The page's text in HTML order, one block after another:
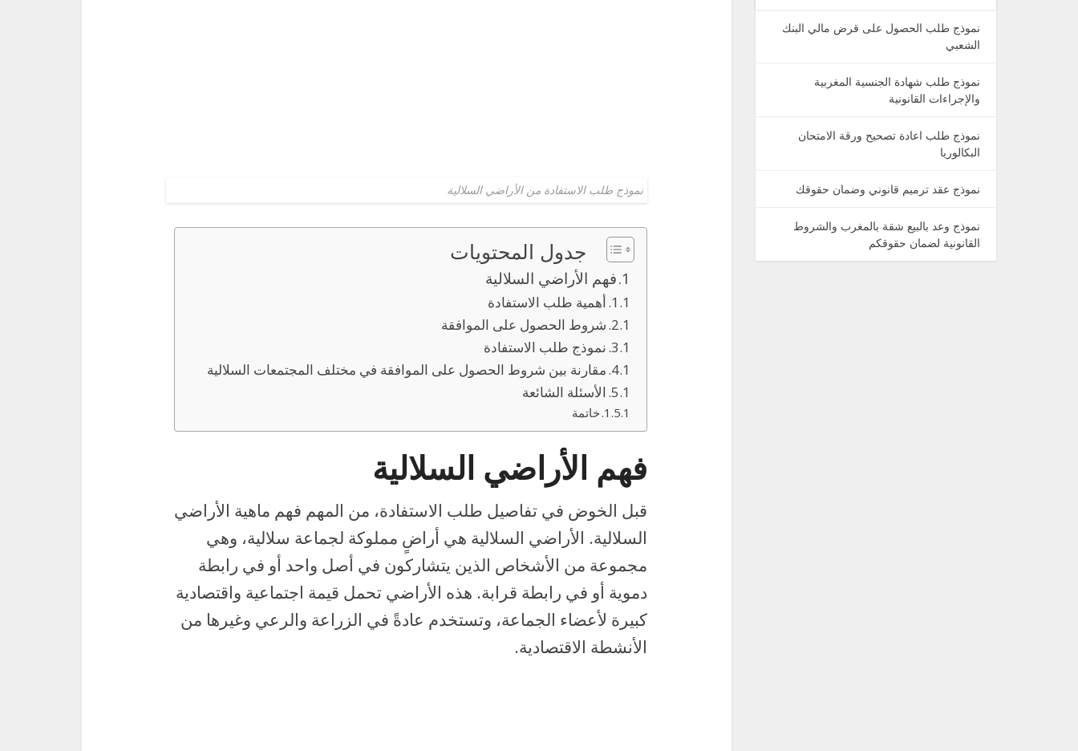
نموذج طلب الاستفادة من الأراضي السلالية
جدول المحتويات
فهم الأراضي السلالية
أهمية طلب الاستفادة
شروط الحصول على الموافقة
نموذج طلب الاستفادة
مقارنة بين شروط الحصول على الموافقة في مختلف المجتمعات السلالية
الأسئلة الشائعة
خاتمة
فهم الأراضي السلالية
قبل الخوض في تفاصيل طلب الاستفادة، من المهم فهم ماهية الأراضي
السلالية. الأراضي السلالية هي أراضٍ مملوكة لجماعة سلالية، وهي
مجموعة من الأشخاص الذين يتشاركون في أصل واحد أو في رابطة
دموية أو في رابطة قرابة. هذه الأراضي تحمل قيمة اجتماعية واقتصادية
كبيرة لأعضاء الجماعة، وتستخدم عادةً في الزراعة والرعي وغيرها من
الأنشطة الاقتصادية.
نموذج طلب الحصول على قرض مالي البنك
الشعبي
نموذج طلب شهادة الجنسية المغربية
والإجراءات القانونية
نموذج طلب اعادة تصحيح ورقة الامتحان
البكالوريا
نموذج عقد ترميم قانوني وضمان حقوقك
نموذج وعد بالبيع شقة بالمغرب والشروط
القانونية لضمان حقوقكم